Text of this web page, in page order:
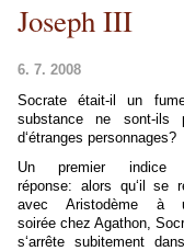
Joseph III
6. 7. 2008
Socrate était-il un
substance ne sont-ils
d‘étranges personnages?
Un premier indice
réponse: alors qu‘il se
avec Aristodème à
soirée chez Agathon,
s‘arrête subitement